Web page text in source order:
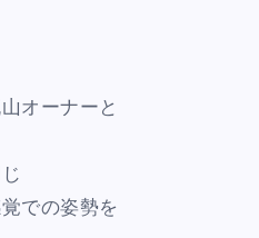
オーナーと
での姿勢を